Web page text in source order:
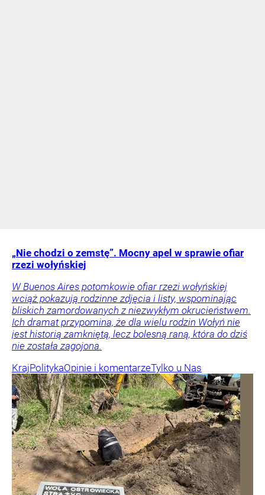
„Nie chodzi o zemstę”. Mocny apel w sprawie ofiar
rzezi wołyńskiej
W Buenos Aires potomkowie ofiar rzezi wołyńskiej
wciąż pokazują rodzinne zdjęcia i listy, wspominając
bliskich zamordowanych z niezwykłym okrucieństwem.
Ich dramat przypomina, że dla wielu rodzin Wołyń nie
jest historią zamkniętą, lecz bolesną raną, która do dziś
nie została zagojona.
KrajPolitykaOpinie i komentarzeTylko u Nas